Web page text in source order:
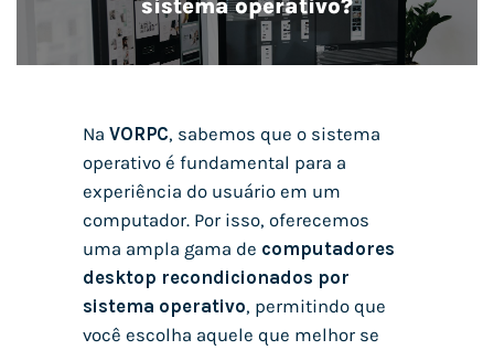
sistema operativo?
Na VORPC, sabemos que o sistema
operativo é fundamental para a
experiência do usuário em um
computador. Por isso, oferecemos
uma ampla gama de computadores
desktop recondicionados por
sistema operativo, permitindo que
você escolha aquele que melhor se